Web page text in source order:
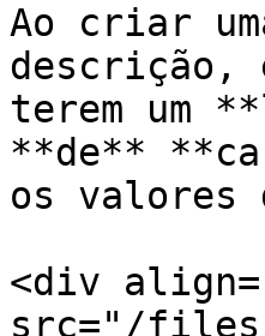
Ao criar
descrição,
terem um
**de**
os valores
<div
src="/files/